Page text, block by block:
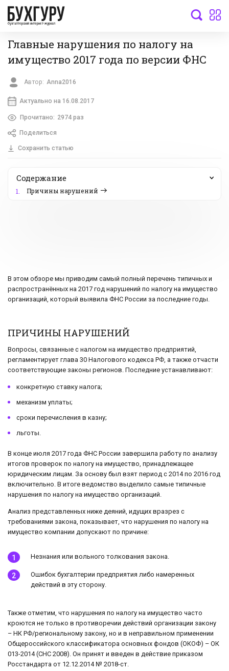
бухгалтерский интернет-журнал
Главные нарушения по налогу на
имущество 2017 года по версии ФНС
Автор: Anna2016
Актуально на 16.08.2017
Прочитано: 2974 раз
Поделиться
Сохранить статью
Содержание
1. Причины нарушений
В этом обзоре мы приводим самый полный перечень типичных и
распространённых на 2017 год нарушений по налогу на имущество
организаций, который выявила ФНС России за последние годы.
ПРИЧИНЫ НАРУШЕНИЙ
Вопросы, связанные с налогом на имущество предприятий,
регламентирует глава 30 Налогового кодекса РФ, а также отчасти
соответствующие законы регионов. Последние устанавливают:
конкретную ставку налога;
механизм уплаты;
сроки перечисления в казну;
льготы.
В конце июля 2017 года ФНС России завершила работу по анализу
итогов проверок по налогу на имущество, принадлежащее
юридическим лицам. За основу был взят период с 2014 по 2016 год
включительно. В итоге ведомство выделило самые типичные
нарушения по налогу на имущество организаций.
Анализ представленных ниже деяний, идущих вразрез с
требованиями закона, показывает, что нарушения по налогу на
имущество компании допускают по причине:
Незнания или вольного толкования закона.
Ошибок бухгалтерии предприятия либо намеренных
действий в эту сторону.
Также отметим, что нарушения по налогу на имущество часто
кроются не только в противоречии действий организации закону
– НК РФ/региональному закону, но и в неправильном применении
Общероссийского классификатора основных фондов (ОКОФ) – ОК
013-2014 (СНС 2008). Он принят и введен в действие приказом
Росстандарта от 12.12.2014 № 2018-ст.